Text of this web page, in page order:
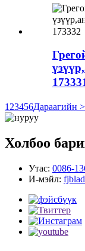
1 23456Дараагийн >
Холбоо
Утас: 0086-
И-мэйл: